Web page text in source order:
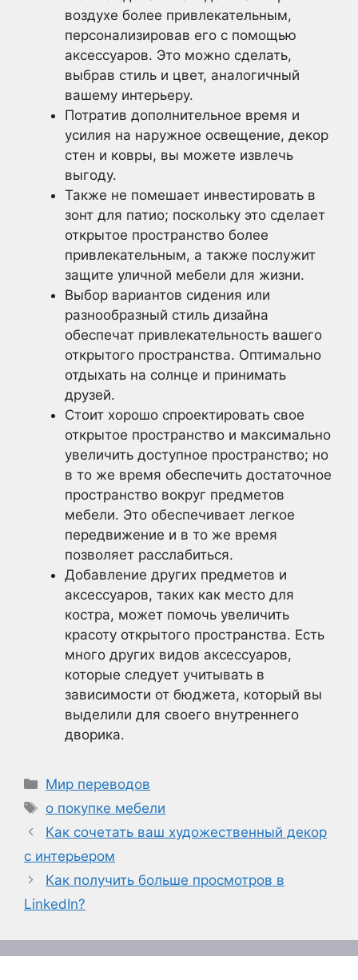
воздухе более привлекательным,
персонализировав его с помощью
аксессуаров. Это можно сделать,
выбрав стиль и цвет, аналогичный
вашему интерьеру.
Потратив дополнительное время и
усилия на наружное освещение, декор
стен и ковры, вы можете извлечь
выгоду.
Также не помешает инвестировать в
зонт для патио; поскольку это сделает
открытое пространство более
привлекательным, а также послужит
защите уличной мебели для жизни.
Выбор вариантов сидения или
разнообразный стиль дизайна
обеспечат привлекательность вашего
открытого пространства. Оптимально
отдыхать на солнце и принимать
друзей.
Стоит хорошо спроектировать свое
открытое пространство и максимально
увеличить доступное пространство; но
в то же время обеспечить достаточное
пространство вокруг предметов
мебели. Это обеспечивает легкое
передвижение и в то же время
позволяет расслабиться.
Добавление других предметов и
аксессуаров, таких как место для
костра, может помочь увеличить
красоту открытого пространства. Есть
много других видов аксессуаров,
которые следует учитывать в
зависимости от бюджета, который вы
выделили для своего внутреннего
дворика.
Рубрики
Мир переводов
Метки
о покупке мебели
Как сочетать ваш художественный декор
с интерьером
Как получить больше просмотров в
LinkedIn?